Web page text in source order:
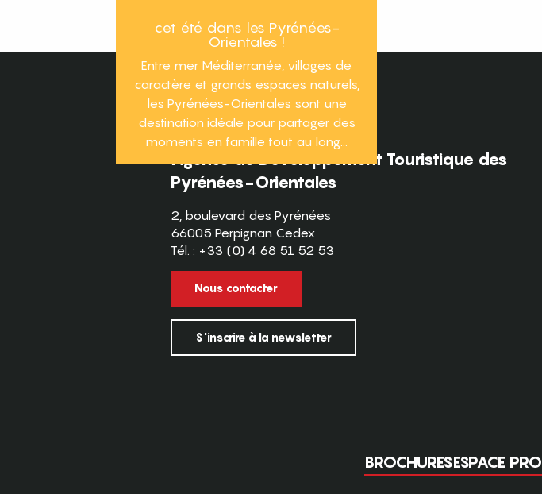
cet été dans les Pyrénées-
Orientales !
Entre mer Méditerranée, villages de
caractère et grands espaces naturels,
les Pyrénées-Orientales sont une
destination idéale pour partager des
moments en famille tout au long...
Agence de Développement Touristique des
Pyrénées-Orientales
2, boulevard des Pyrénées
66005 Perpignan Cedex
Tél. : +33 (0) 4 68 51 52 53
Nous contacter
S'inscrire à la newsletter
BROCHURESESPACE PRO